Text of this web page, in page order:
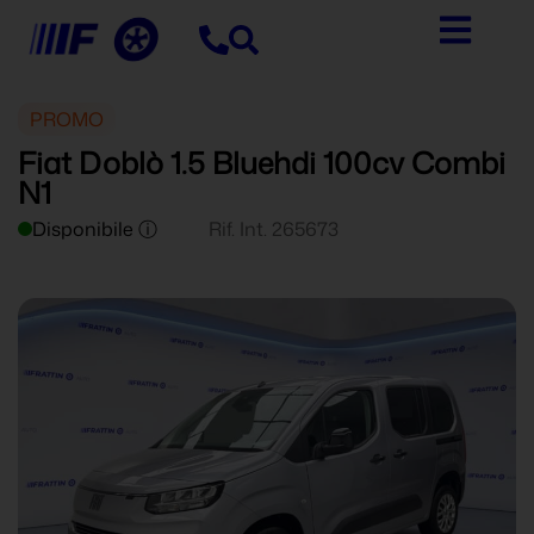
PROMO
Fiat Doblò 1.5 Bluehdi 100cv Combi
N1
Disponibile ⓘ Rif. Int. 265673